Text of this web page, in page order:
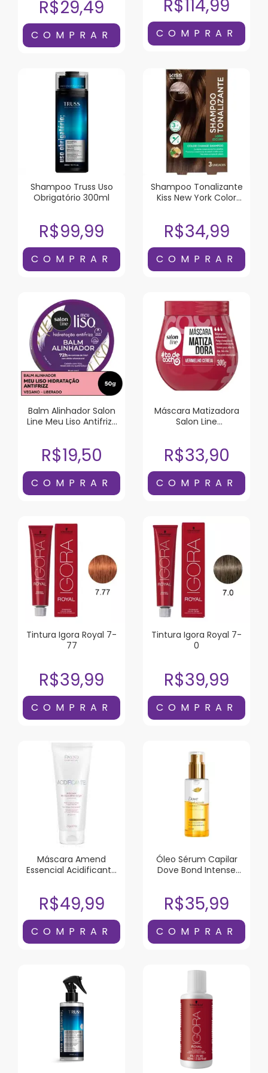
R$29,49 R$114,99
Shampoo Truss Uso
Obrigatório 300ml
R$99,99
Shampoo Tonalizante
Kiss New York Color
R$34,99
Balm Alinhador Salon
Line Meu Liso Antifrizz
R$19,50
Máscara Matizadora
Salon Line
R$33,90
Tintura Igora Royal 7-
77
R$39,99
Tintura Igora Royal 7-
0
R$39,99
Máscara Amend
Essencial Acidificante
R$49,99
Óleo Sérum Capilar
Dove Bond Intense
R$35,99